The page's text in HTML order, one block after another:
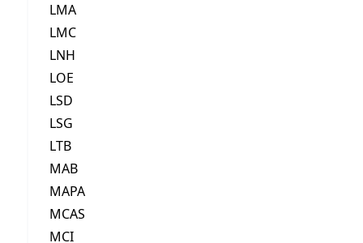
LMA
LMC
LNH
LOE
LSD
LSG
LTB
MAB
MAPA
MCAS
MCI